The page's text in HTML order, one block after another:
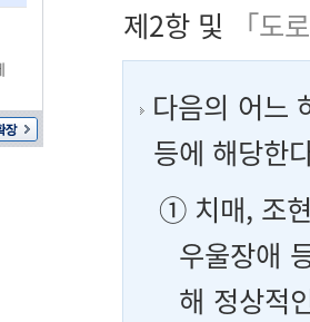
제2항 및
「도
다음의 어느
등에 해당한
① 치매, 조
우울장애
해 정상적